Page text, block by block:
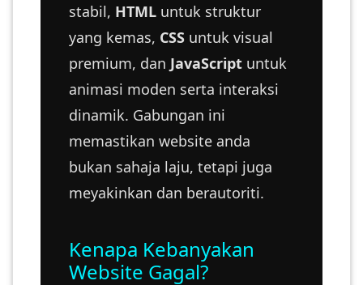
stabil, HTMLuntuk struktur
yang kemas, CSSuntuk visual
premium, dan JavaScriptuntuk
animasi moden serta interaksi
dinamik. Gabungan ini
memastikan website anda
bukan sahaja laju, tetapi juga
meyakinkan dan berautoriti.
Kenapa Kebanyakan
Website Gagal?
SABAH(0)
SARAWAK(2)
JOHOR(8)
MELAKA(53)
PENANG(2)